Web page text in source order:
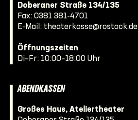
Doberaner Straße 134/135
Fax: 0381 381-4701
E-Mail: theaterkasse@rostock.de
Öffnungszeiten
Di–Fr: 10:00–18:00 Uhr
ABENDKASSEN
Großes Haus, Ateliertheater